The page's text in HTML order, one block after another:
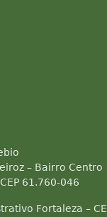
– Bairro Centro
61.760-046
Fortaleza – CE